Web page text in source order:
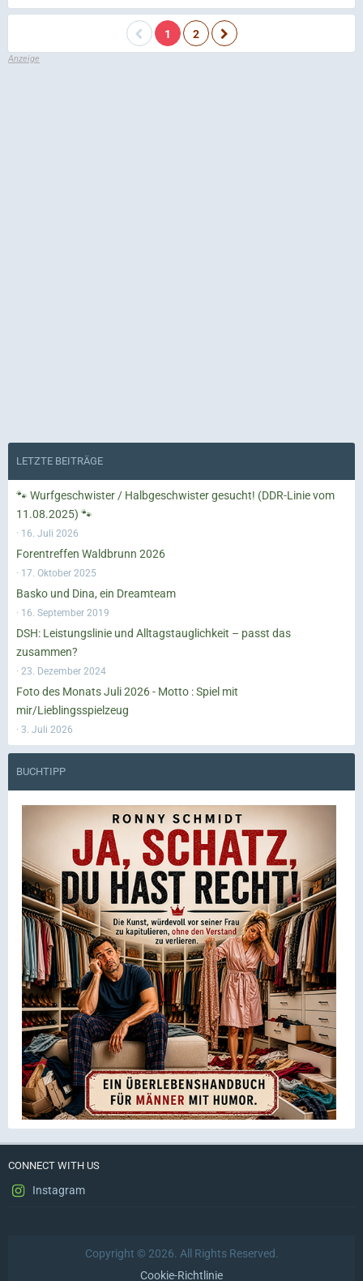
1 2
LETZTE BEITRÄGE
🐾 Wurfgeschwister / Halbgeschwister gesucht! (DDR-Linie vom
11.08.2025) 🐾
16. Juli 2026
Forentreffen Waldbrunn 2026
17. Oktober 2025
Basko und Dina, ein Dreamteam
16. September 2019
DSH: Leistungslinie und Alltagstauglichkeit – passt das
zusammen?
23. Dezember 2024
Foto des Monats Juli 2026 - Motto : Spiel mit
mir/Lieblingsspielzeug
3. Juli 2026
BUCHTIPP
CONNECT WITH US
Instagram
Copyright © 2026. All Rights Reserved.
Cookie-Richtlinie